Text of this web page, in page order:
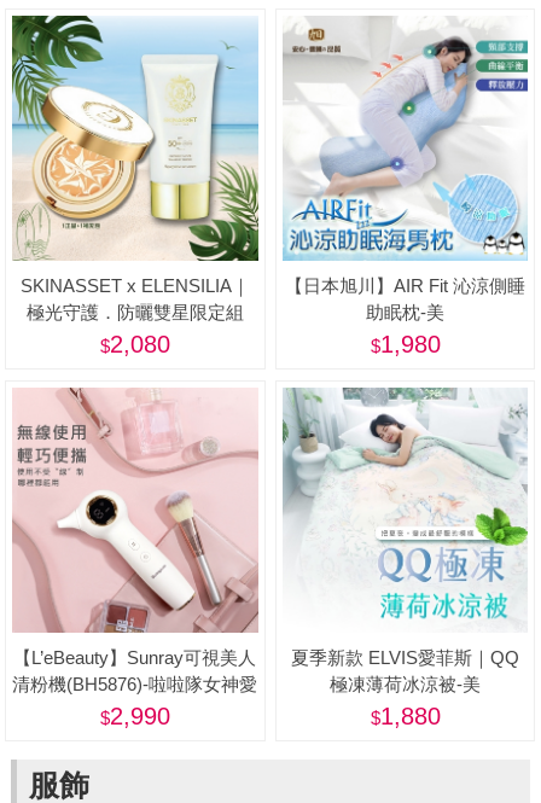
SKINASSET x ELENSILIA｜
極光守護．防曬雙星限定組
2,080
【日本旭川】AIR Fit 沁涼側睡
助眠枕-美
1,980
【L’eBeauty】Sunray可視美人
清粉機(BH5876)-啦啦隊女神愛
用推薦
2,990
夏季新款 ELVIS愛菲斯｜QQ
極凍薄荷冰涼被-美
1,880
服飾